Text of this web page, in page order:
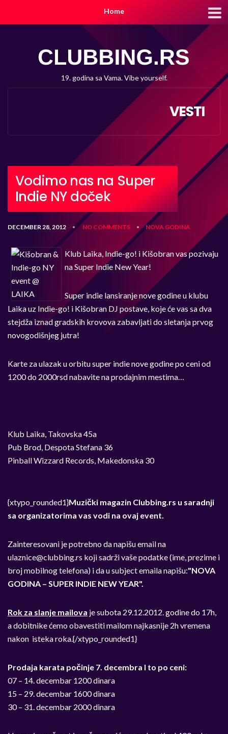
Home
19. godina sa Vama. Vibe yourself.
VESTI
Vodimo nas na Super
Indie NY doček
DECEMBER 28, 2012 • NO COMMENTS • NOVA GODINA
Klub Laika, Indie-go! i Kišobran vas pozivaju
na Super Indie New Year!
Super indie lansiranje nove godine u klubu
Laika uz Indie-go! i Kišobran DJ postave, koje će vas sa dva
stejdža iznad gradskih krovova zabavljati do sletanja prvog
novogodišnjeg jutra!
Karte za ulazak u orbitu super indie nove godine po ceni od
1200 do 2000rsd nabavite na prodajnim mestima…
Klub Laika, Takovska 45a
Pub Brod, Despota Stefana 36
Pinball Wizzard Records, Makedonska 30
{xtypo_rounded1}Muzički magazin Clubbing.rs u saradnji
sa organizatorima vas vodi na ovaj event.
Zainteresovani je potrebno da napišu email na
ulaznice@clubbing.rs koji sadrži vaše podatke (ime, prezime i
broj mobilnog telefona) i da u subject emaila napišu:"NOVA
GODINA – SUPER INDIE NEW YEAR".
Rok za slanje mailova je subota 29.12.2012. godine do 17h,
a dobitnike ćemo obavestiti mailom najkasnije 2h vremena
nakon isteka roka.{/xtypo_rounded1}
Prodaja karata počinje 7. decembra I to po ceni:
07 – 14. decembar 1200 dinara
15 – 29. decembar 1600 dinara
30 – 31. decembar 2000 dinara